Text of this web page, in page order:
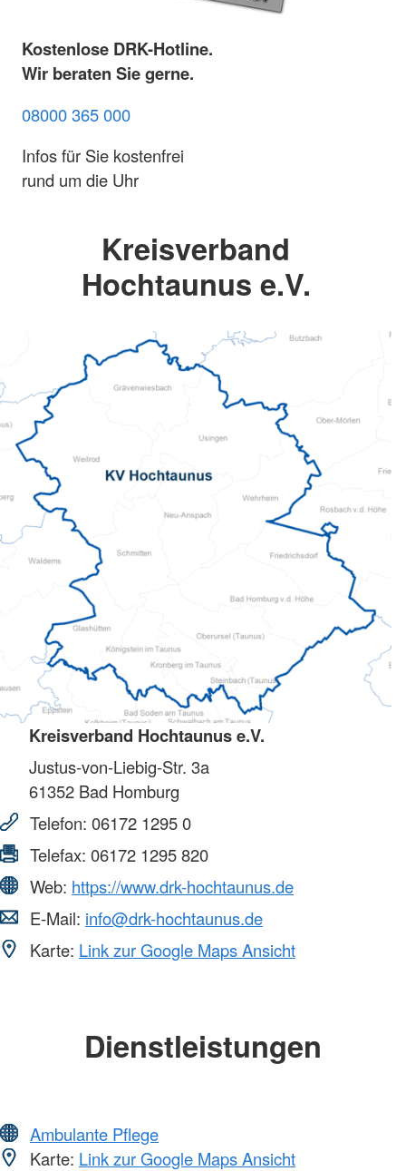
Kostenlose DRK-Hotline.
Wir beraten Sie gerne.
08000 365 000
Infos für Sie kostenfrei
rund um die Uhr
Kreisverband
Hochtaunus e.V.
Kreisverband Hochtaunus e.V.
Justus-von-Liebig-Str. 3a
61352 Bad Homburg
Telefon: 06172 1295 0
Telefax: 06172 1295 820
Web: https://www.drk-hochtaunus.de
E-Mail: info@drk-hochtaunus.de
Karte: Link zur Google Maps Ansicht
Dienstleistungen
Ambulante Pflege
Karte: Link zur Google Maps Ansicht